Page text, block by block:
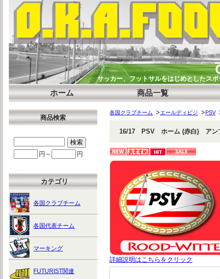
サッカー、フットサルをはじめとしたス
ホーム 商品一覧
各国クラブチーム エールディビジ PSV
16/17 PSV ホーム (赤白) アン
詳細説明はこちらをクリック
商品検索
円～ 円
カテゴリ
各国クラブチーム
各国代表チーム
マーキング
FUTURIST関連